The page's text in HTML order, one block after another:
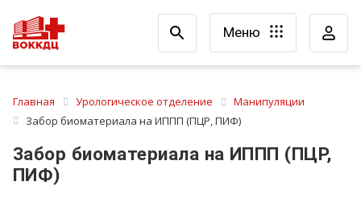
Меню
Главная Урологическое отделение
Манипуляции
Забор биоматериала на ИППП (ПЦР, ПИФ)
Забор биоматериала на ИППП (ПЦР,
ПИФ)